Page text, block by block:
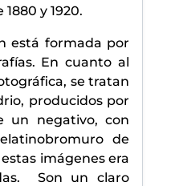
y 1920.
formada por
En cuanto al
se tratan
producidos por
un negativo, con
de
imágenes era
Son un claro